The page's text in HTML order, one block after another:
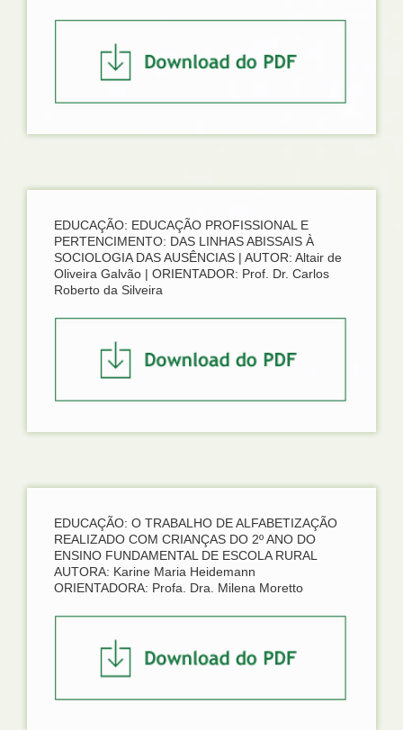
EDUCAÇÃO: EDUCAÇÃO PROFISSIONAL E
PERTENCIMENTO: DAS LINHAS ABISSAIS À
SOCIOLOGIA DAS AUSÊNCIAS | AUTOR: Altair de
Oliveira Galvão | ORIENTADOR: Prof. Dr. Carlos
Roberto da Silveira
EDUCAÇÃO: O TRABALHO DE ALFABETIZAÇÃO
REALIZADO COM CRIANÇAS DO 2º ANO DO
ENSINO FUNDAMENTAL DE ESCOLA RURAL
AUTORA: Karine Maria Heidemann
ORIENTADORA: Profa. Dra. Milena Moretto